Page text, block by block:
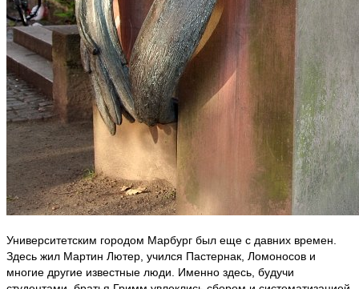
Университетским городом Марбург был еще с давних времен.
Здесь жил Мартин Лютер, учился Пастернак, Ломоносов и
многие другие известные люди. Именно здесь, будучи